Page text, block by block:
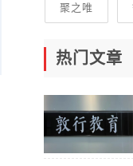
聚之唯
热门文章